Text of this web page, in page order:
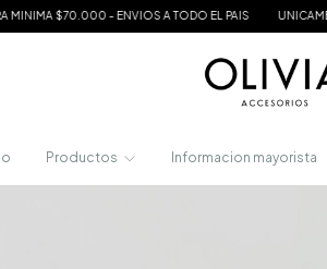
$70.000 - ENVIOS A TODO EL PAIS UNICAMENTE
Productos Informacion mayorista